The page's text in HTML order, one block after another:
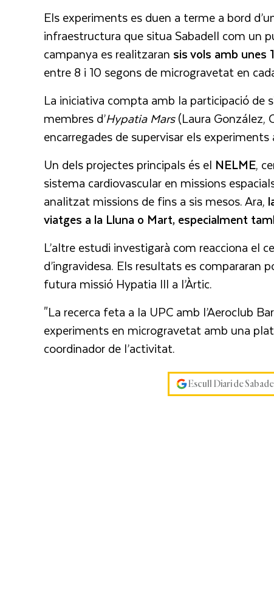
Els experiments es duen a terme a bord
infraestructura que situa Sabadell com un
campanya es realitzaran sis vols amb unes
entre 8 i 10 segons de microgravetat en
La iniciativa compta amb la participació de
membres d’HypatiaMars(Laura González,
encarregades de supervisar els experiments
Un dels projectes principals és el NELME,
sistema cardiovascular en missions
analitzat missions de fins a sis mesos. Ara,
viatges a la Lluna o Mart, especialment
L’altre estudi investigarà com reacciona el
d’ingravidesa. Els resultats es
futura missió Hypatia III a l’Àrtic.
"La recerca feta a la UPC amb l’Aeroclub
experiments en microgravetat amb una
coordinador de l’activitat.
Escull Diari de